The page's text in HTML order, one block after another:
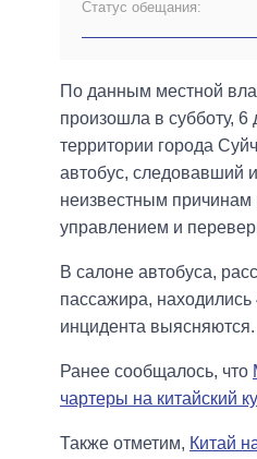
Статус обещания:
По данным местной
произошла в субботу, 6
территории города
автобус, следовавший
неизвестным причинам
управлением и
В салоне автобуса,
пассажира,
инцидента выясняются.
Ранее сообщалось, что
чартеры на китайский
Также отметим, Китай